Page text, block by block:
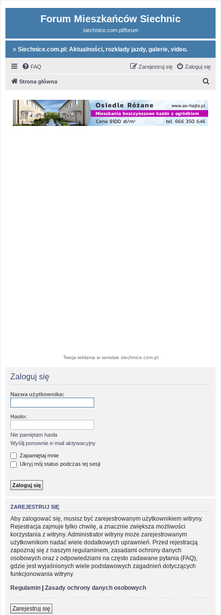
Forum Mieszkańców Siechnic
siechnice.com.pl/forum
Siechnice.com.pl: Aktualności, rozkłady jazdy, galerie, video.
FAQ Zaloguj się
Zarejestruj się
Strona główna
Twoja reklama w serwisie siechnice.com.pl
Zaloguj się
Nazwa użytkownika:
Hasło:
Nie pamiętam hasła
Wyślij ponownie e-mail aktywacyjny
Zapamiętaj mnie
Ukryj mój status podczas tej sesji
ZAREJESTRUJ SIĘ
Aby zalogować się, musisz być zarejestrowanym użytkownikiem witryny.
Rejestracja zajmuje tylko chwilę, a znacznie zwiększa możliwości
korzystania z witryny. Administrator witryny może zarejestrowanym
użytkownikom nadać wiele dodatkowych uprawnień. Przed rejestracją
zapoznaj się z naszym regulaminem, zasadami ochrony danych
osobowych oraz z odpowiedziami na często zadawane pytania (FAQ),
gdzie jest wyjaśnionych wiele podstawowych zagadnień dotyczących
funkcjonowania witryny.
Regulamin | Zasady ochrony danych osobowych
Zarejestruj się